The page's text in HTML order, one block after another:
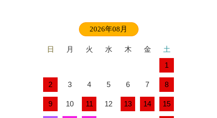
2026年08月
日 月 火 水 木 金
土
1
2 3 4 5 6 7 8
9 10 11 12 13 14 15